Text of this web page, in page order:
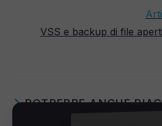
VSS e backup di file
POTREBBE ANCHE